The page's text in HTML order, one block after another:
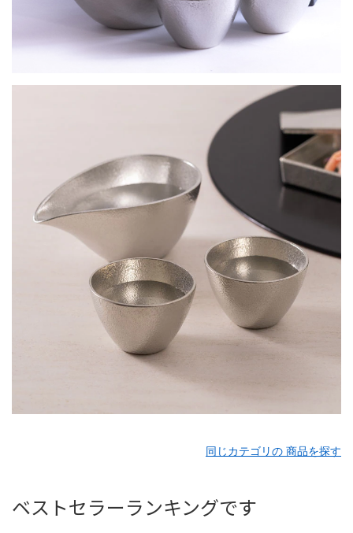
同じカテゴリの 商品を探す
ベストセラーランキングです